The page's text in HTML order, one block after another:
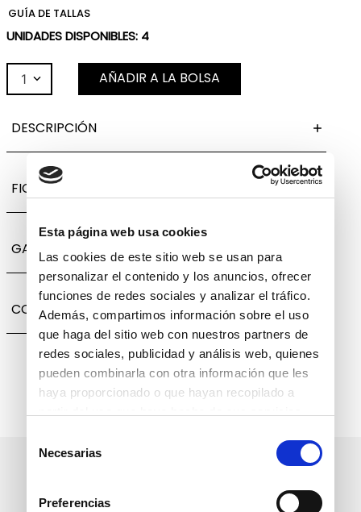
Esta página web usa cookies
Las cookies de este sitio web se usan para
personalizar el contenido y los anuncios, ofrecer
funciones de redes sociales y analizar el tráfico.
Además, compartimos información sobre el uso
que haga del sitio web con nuestros partners de
redes sociales, publicidad y análisis web, quienes
pueden combinarla con otra información que les
haya proporcionado o que hayan recopilado a
deNecesarias
Preferencias
GUÍA DE TALLAS
UNIDADES DISPONIBLES: 4
1 AÑADIR A LA BOLSA
DESCRIPCIÓN
FICHA TÉCNICA
GARANTÍA, CAMBIOS Y DEVOLUCIONES
COMPARTIR
Suscríbete a nuestro boletín